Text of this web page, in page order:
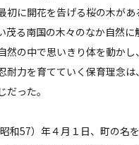
初に開花を告げる桜の木が
茂る南国の木々のなか自然に
然の中で思いきり体を動か
耐力を育てていく保育理念
だった。
和57）年４月１日、町の名